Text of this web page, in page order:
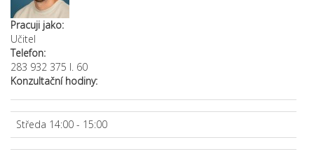
Pracuji jako:
Učitel
Telefon:
283 932 375 l. 60
Konzultační hodiny:
Středa 14:00 - 15:00